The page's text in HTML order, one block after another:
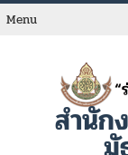
Skip
toMenu
สำนัก